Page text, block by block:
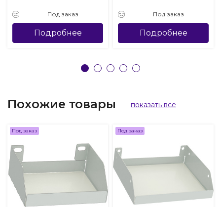
Под заказ
Подробнее
Под заказ
Подробнее
Похожие товары показать все
Под заказ Под заказ